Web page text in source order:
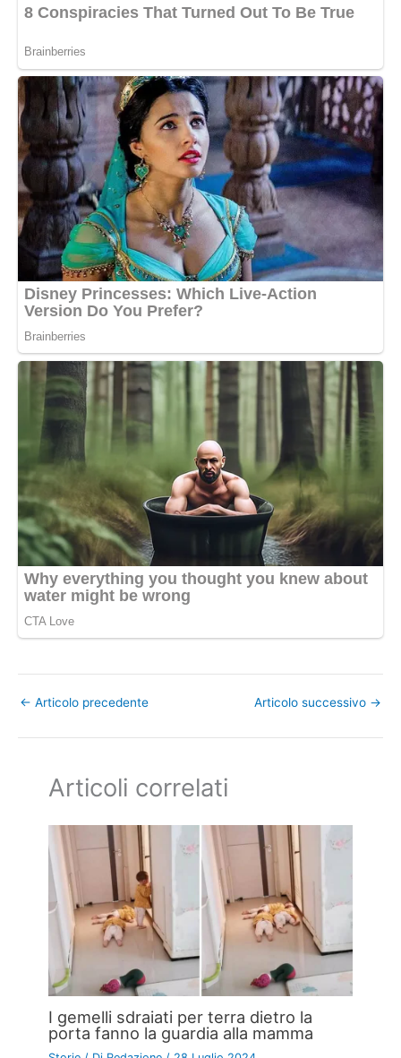
← Articolo precedente Articolo successivo →
Articoli correlati
I gemelli sdraiati per terra dietro la
porta fanno la guardia alla mamma